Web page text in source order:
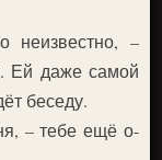
неизвестно, –
Ей даже самой
беседу.
– тебе ещё о-